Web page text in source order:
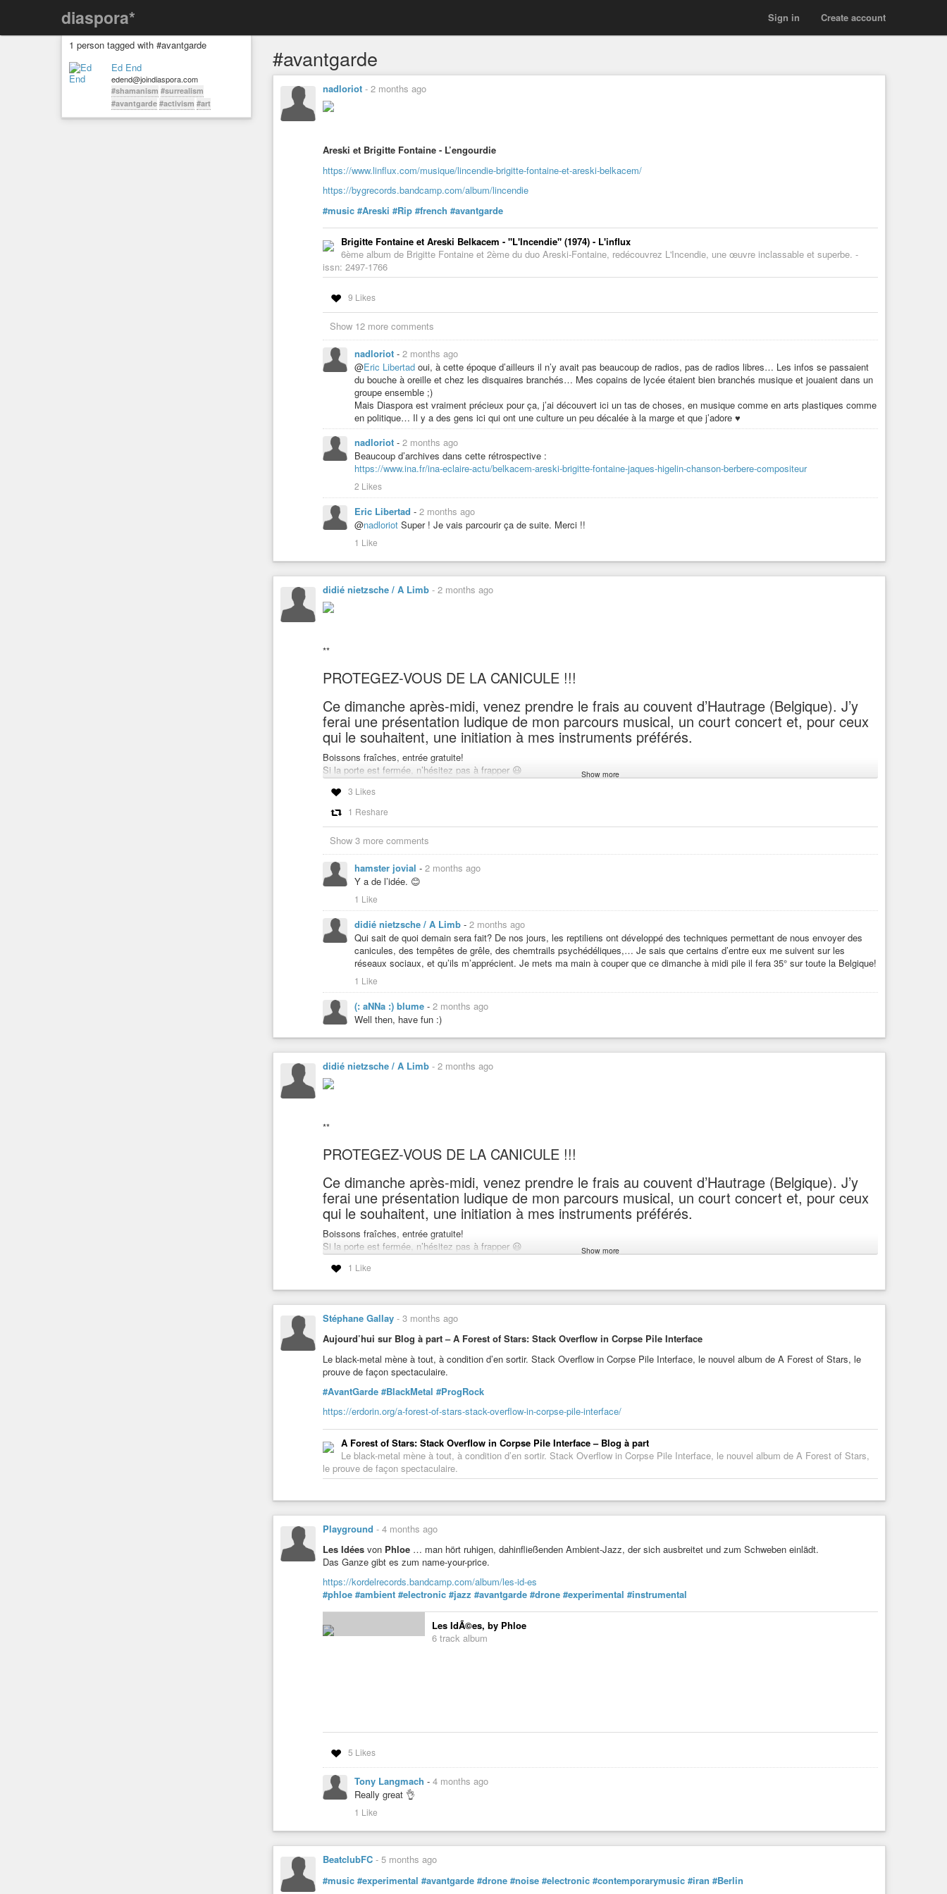
diaspora* Create account
Sign in
1 person tagged with #avantgarde
Ed End
edend@joindiaspora.com
#shamanism #surrealism
#avantgarde #activism #art
#avantgarde
nadloriot - 2 months ago
Areski et Brigitte Fontaine - L’engourdie
https://www.linflux.com/musique/lincendie-brigitte-fontaine-et-areski-belkacem/
https://bygrecords.bandcamp.com/album/lincendie
#music #Areski #Rip #french #avantgarde
Brigitte Fontaine et Areski Belkacem - "L'Incendie" (1974) - L'influx
6ème album de Brigitte Fontaine et 2ème du duo Areski-Fontaine, redécouvrez L'Incendie, une œuvre inclassable et superbe. -
issn: 2497-1766
9 Likes
Show 12 more comments
nadloriot - 2 months ago
@Eric Libertad oui, à cette époque d’ailleurs il n’y avait pas beaucoup de radios, pas de radios libres… Les infos se passaient
du bouche à oreille et chez les disquaires branchés… Mes copains de lycée étaient bien branchés musique et jouaient dans un
groupe ensemble ;)
Mais Diaspora est vraiment précieux pour ça, j’ai découvert ici un tas de choses, en musique comme en arts plastiques comme
en politique… Il y a des gens ici qui ont une culture un peu décalée à la marge et que j’adore ♥
nadloriot - 2 months ago
Beaucoup d’archives dans cette rétrospective :
https://www.ina.fr/ina-eclaire-actu/belkacem-areski-brigitte-fontaine-jaques-higelin-chanson-berbere-compositeur
2 Likes
Eric Libertad - 2 months ago
@nadloriot Super ! Je vais parcourir ça de suite. Merci !!
1 Like
didié nietzsche / A Limb - 2 months ago
**
PROTEGEZ-VOUS DE LA CANICULE !!!
Ce dimanche après-midi, venez prendre le frais au couvent d’Hautrage (Belgique). J’y
ferai une présentation ludique de mon parcours musical, un court concert et, pour ceux
qui le souhaitent, une initiation à mes instruments préférés.
Boissons fraîches, entrée gratuite!
Si la porte est fermée, n’hésitez pas à frapper 😃
Evénement organisé par Transcultures.
https://transcultures.be/2026/05/14/worm-club-3-espace-dexperimentations-sonores-et-numeriques-couvent-dhautrage/
#experimental #underground #ambient #industrial #concert #performance #Belgium #electronic #avantgarde #freejazz
#improvisation #postpunk
31.05.2026 | Worm Club #3 – Espace d’expérimentations sonores et numériques | Couvent d’Hautrage (Saint-Ghislain – Be)
Interdisciplinary Centre for Digital and Sound Cultures
Show more
3 Likes
1 Reshare
Show 3 more comments
hamster jovial - 2 months ago
Y a de l’idée. 😊
1 Like
didié nietzsche / A Limb - 2 months ago
Qui sait de quoi demain sera fait? De nos jours, les reptiliens ont développé des techniques permettant de nous envoyer des
canicules, des tempêtes de grêle, des chemtrails psychédéliques,… Je sais que certains d’entre eux me suivent sur les
réseaux sociaux, et qu’ils m’apprécient. Je mets ma main à couper que ce dimanche à midi pile il fera 35° sur toute la Belgique!
1 Like
(: aNNa :) blume - 2 months ago
Well then, have fun :)
didié nietzsche / A Limb - 2 months ago
**
PROTEGEZ-VOUS DE LA CANICULE !!!
Ce dimanche après-midi, venez prendre le frais au couvent d’Hautrage (Belgique). J’y
ferai une présentation ludique de mon parcours musical, un court concert et, pour ceux
qui le souhaitent, une initiation à mes instruments préférés.
Boissons fraîches, entrée gratuite!
Si la porte est fermée, n’hésitez pas à frapper 😃
Evénement organisé par Transcultures.
https://transcultures.be/2026/05/14/worm-club-3-espace-dexperimentations-sonores-et-numeriques-couvent-dhautrage/
#experimental #underground #ambient #industrial #concert #performance #Belgium #electronic #avantgarde #freejazz
#improvisation #postpunk #electropunk
Show more
1 Like
Stéphane Gallay - 3 months ago
Aujourd’hui sur Blog à part – A Forest of Stars: Stack Overflow in Corpse Pile Interface
Le black-metal mène à tout, à condition d’en sortir. Stack Overflow in Corpse Pile Interface, le nouvel album de A Forest of Stars, le
prouve de façon spectaculaire.
#AvantGarde #BlackMetal #ProgRock
https://erdorin.org/a-forest-of-stars-stack-overflow-in-corpse-pile-interface/
A Forest of Stars: Stack Overflow in Corpse Pile Interface – Blog à part
Le black-metal mène à tout, à condition d’en sortir. Stack Overflow in Corpse Pile Interface, le nouvel album de A Forest of Stars,
le prouve de façon spectaculaire.
Playground - 4 months ago
Les Idées von Phloe … man hört ruhigen, dahinfließenden Ambient-Jazz, der sich ausbreitet und zum Schweben einlädt.
Das Ganze gibt es zum name-your-price.
https://kordelrecords.bandcamp.com/album/les-id-es
#phloe #ambient #electronic #jazz #avantgarde #drone #experimental #instrumental
Les IdÃ©es, by Phloe
6 track album
5 Likes
Tony Langmach - 4 months ago
Really great 👌
1 Like
BeatclubFC - 5 months ago
#music #experimental #avantgarde #drone #noise #electronic #contemporarymusic #iran #Berlin